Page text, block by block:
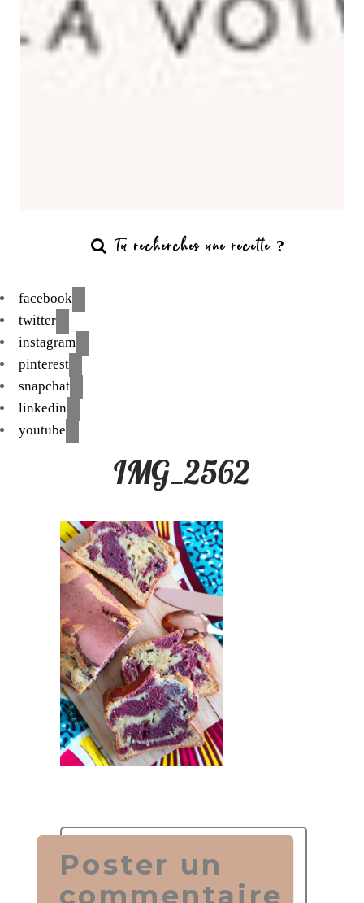
facebook
twitter
instagram
pinterest
snapchat
linkedin
youtube
IMG_2562
Poster un
commentaire